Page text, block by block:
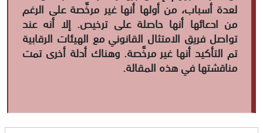
لعدة أسباب، من أولها أنها غير مرخَّصة على الرغم
من ادعائها أنها حاصلة على ترخيص. إلا أنه عند
تواصل فريق الامتثال القانوني مع الهيئات الرقابية
تم التأكيد أنها غير مرخَّصة. وهناك أدلة أخرى تمت
مناقشتها في هذه المقالة.